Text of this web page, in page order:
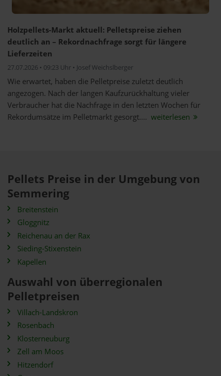
Holzpellets-Markt aktuell: Pelletspreise ziehen
deutlich an – Rekordnachfrage sorgt für längere
Lieferzeiten
27.07.2026 • 09:23 Uhr • Josef Weichslberger
Wie erwartet, haben die Pelletpreise zuletzt deutlich
angezogen. Nach der langen Kaufzurückhaltung vieler
Verbraucher hat die Nachfrage in den letzten Wochen für
Rekordumsätze im Pelletmarkt gesorgt.... weiterlesen
Pellets Preise in der Umgebung von
Semmering
Breitenstein
Gloggnitz
Reichenau an der Rax
Sieding-Stixenstein
Kapellen
Auswahl von überregionalen
Pelletpreisen
Villach-Landskron
Rosenbach
Klosterneuburg
Zell am Moos
Hitzendorf